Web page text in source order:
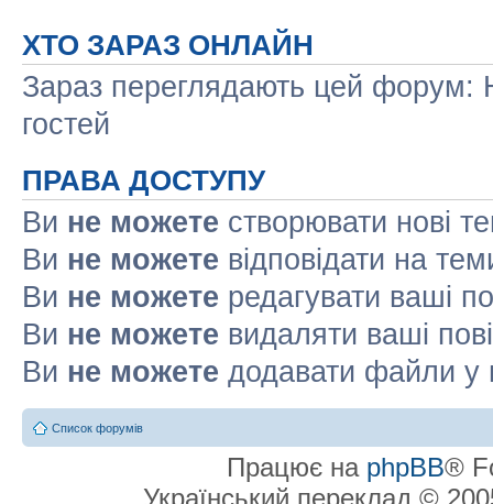
ХТО ЗАРАЗ ОНЛАЙН
Зараз переглядають цей форум:
гостей
ПРАВА ДОСТУПУ
Ви не можете створювати нові
Ви не можете відповідати на
Ви не можете редагувати ваші
Ви не можете видаляти ваші
Ви не можете додавати файли у
Список форумів
Працює на phpBB®
Український переклад ©